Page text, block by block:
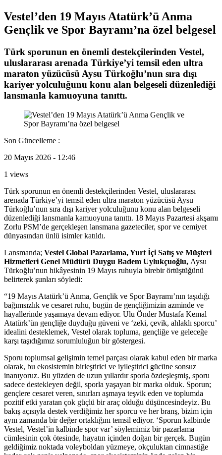
Vestel’den 19 Mayıs Atatürk’ü Anma
Gençlik ve Spor Bayramı’na özel belgesel
Türk sporunun en önemli destekçilerinden Vestel,
uluslararası arenada Türkiye’yi temsil eden ultra
maraton yüzücüsü Aysu Türkoğlu’nun sıra dışı
kariyer yolculuğunu konu alan belgeseli düzenlediği
lansmanla kamuoyuna tanıttı.
Son Güncelleme :
20 Mayıs 2026 - 12:46
1 views
Türk sporunun en önemli destekçilerinden Vestel, uluslararası
arenada Türkiye’yi temsil eden ultra maraton yüzücüsü Aysu
Türkoğlu’nun sıra dışı kariyer yolculuğunu konu alan belgeseli
düzenlediği lansmanla kamuoyuna tanıttı. 18 Mayıs Pazartesi akşamı
Zorlu PSM’de gerçekleşen lansmana gazeteciler, spor ve cemiyet
dünyasından ünlü isimler katıldı.
Lansmanda; Vestel Global Pazarlama, Yurt İçi Satış ve Müşteri
Hizmetleri Genel Müdürü Duygu Badem Uylukçuoğlu, Aysu
Türkoğlu’nun hikâyesinin 19 Mayıs ruhuyla birebir örtüştüğünü
belirterek şunları söyledi:
“19 Mayıs Atatürk’ü Anma, Gençlik ve Spor Bayramı’nın taşıdığı
bağımsızlık ve cesaret ruhu, bugün de gençliğimizin azminde ve
hayallerinde yaşamaya devam ediyor. Ulu Önder Mustafa Kemal
Atatürk’ün gençliğe duyduğu güveni ve ‘zeki, çevik, ahlaklı sporcu’
idealini desteklemek, Vestel olarak topluma, gençliğe ve geleceğe
karşı taşıdığımız sorumluluğun bir göstergesi.
Sporu toplumsal gelişimin temel parçası olarak kabul eden bir marka
olarak, bu ekosistemin birleştirici ve iyileştirici gücüne sonsuz
inanıyoruz. Bu yüzden de uzun yıllardır sporla özdeşleşmiş, sporu
sadece destekleyen değil, sporla yaşayan bir marka olduk. Sporun;
gençlere cesaret veren, sınırları aşmaya teşvik eden ve toplumda
pozitif etki yaratan çok güçlü bir araç olduğu düşüncesindeyiz. Bu
bakış açısıyla destek verdiğimiz her sporcu ve her branş, bizim için
aynı zamanda bir değer ortaklığını temsil ediyor. ‘Sporun kalbinde
Vestel, Vestel’in kalbinde spor var’ söylemimiz bir pazarlama
cümlesinin çok ötesinde, hayatın içinden doğan bir gerçek. Bugün
geldiğimiz noktada voleyboldan yüzmeye, okçuluktan cimnastiğe